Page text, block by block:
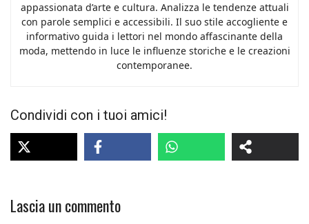
appassionata d’arte e cultura. Analizza le tendenze attuali
con parole semplici e accessibili. Il suo stile accogliente e
informativo guida i lettori nel mondo affascinante della
moda, mettendo in luce le influenze storiche e le creazioni
contemporanee.
Condividi con i tuoi amici!
Lascia un commento